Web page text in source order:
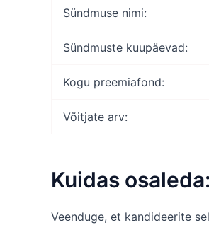
Sündmuse nimi:
Sündmuste kuupäevad:
Kogu preemiafond:
Võitjate arv:
Kuidas osaleda:
Veenduge, et kandideerite